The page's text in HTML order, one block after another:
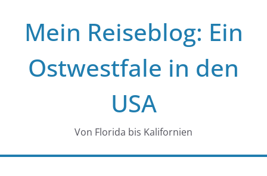
springenMein Reiseblog: Ein
Ostwestfale in den
USA
Von Florida bis Kalifornien